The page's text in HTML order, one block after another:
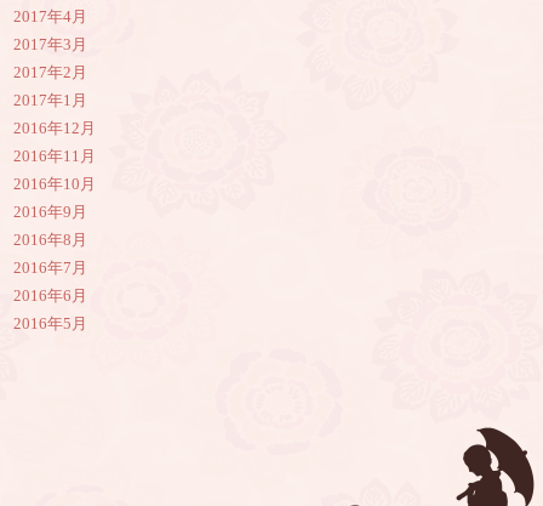
2017年4月
2017年3月
2017年2月
2017年1月
2016年12月
2016年11月
2016年10月
2016年9月
2016年8月
2016年7月
2016年6月
2016年5月